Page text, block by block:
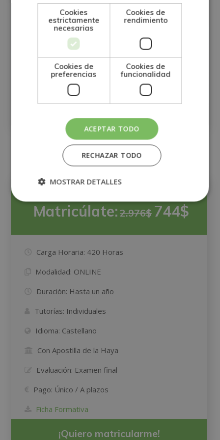
Maestría Internacional en Inteligencia
Artificial Aplicada a la Empresa –
Diploma Acreditado por Apostilla de la
Matricúlate:
Matricúlate:2.976$ 744$
Carga Horaria: 420 Horas
Modalidad: ONLINE
Duración: Hasta un año
Tutorías: Individuales
Idioma: Castellano
Con Apostilla de la Haya
Evaluación: Examen final
Pago: Único / A plazos
Ficha Formativa
¡Quiero matricularme!
Cookies
estrictamente
necesarias
Cookies de
rendimiento
Cookies de
preferencias
Cookies de
funcionalidad
ACEPTAR TODO
RECHAZAR TODO
MOSTRAR DETALLES